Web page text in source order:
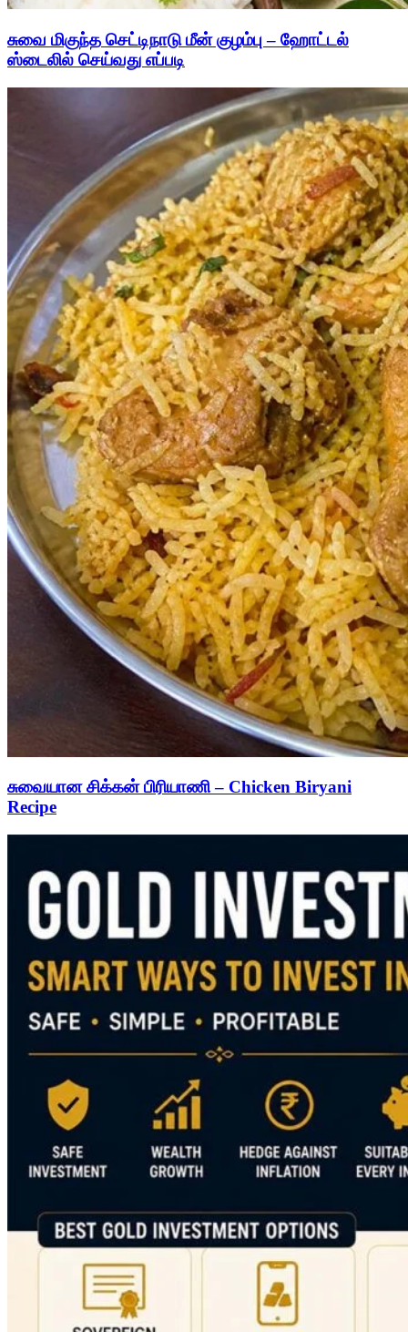
சுவை மிகுந்த செட்டிநாடு மீன் குழம்பு – ஹோட்டல்
ஸ்டைலில் செய்வது எப்படி
சுவையான சிக்கன் பிரியாணி – Chicken Biryani
Recipe